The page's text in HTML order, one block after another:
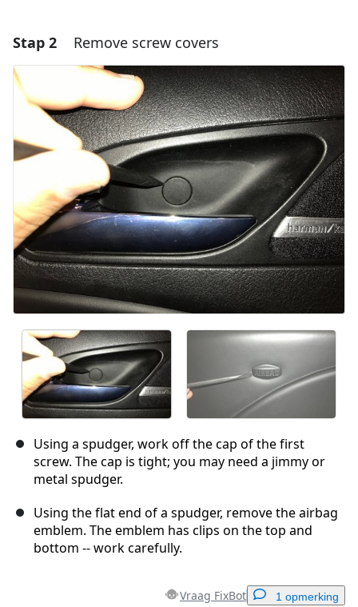
Voeg een opmerking toe
Voeg opmerking toe
Annuleren Plaats opmerking
Stap 2 Remove screw covers
Using a spudger, work off the cap of the first
screw. The cap is tight; you may need a jimmy or
metal spudger.
Using the flat end of a spudger, remove the airbag
emblem. The emblem has clips on the top and
bottom -- work carefully.
Vraag FixBot 1 opmerking